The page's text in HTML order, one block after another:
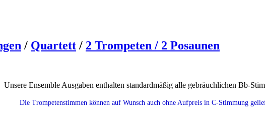
/ Quartett / 2 Trompeten / 2 Posaunen
Unsere Ensemble Ausgaben enthalten standardmäßig alle gebräuchlichen Bb-
Die Trompetenstimmen können auf Wunsch auch ohne Aufpreis in C-Stimmung